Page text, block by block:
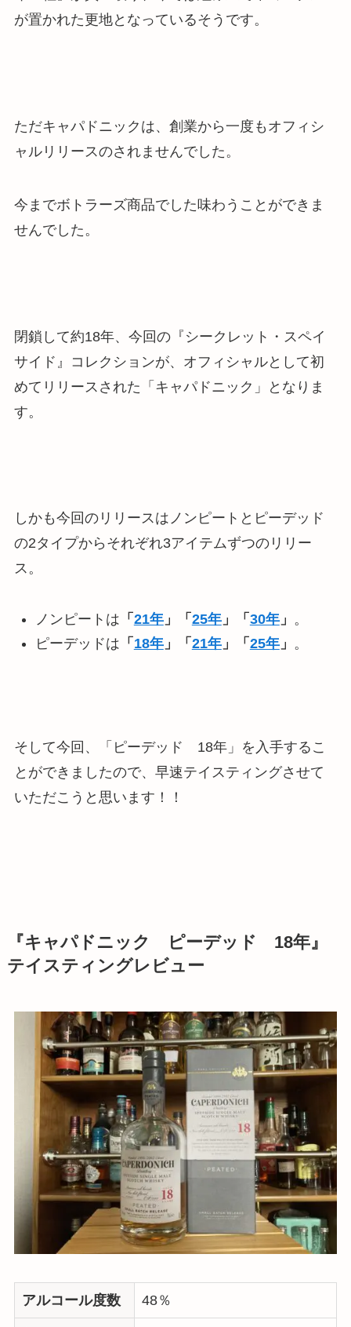
が置かれた更地となっているそうです。
ただキャパドニックは、創業から一度もオフィシ
ャルリリースのされませんでした。
今までボトラーズ商品でした味わうことができま
せんでした 。
閉鎖して約18年、今回の『シークレット・スペイ
サイド』コレクションが、 オフィシャルとして初
めてリリースされた「キャパドニック」となりま
す。
しかも今回のリリースはノンピートとピーデッド
の2タイプからそれぞれ3アイテムずつのリリー
ス。
ノンピートは 「 21年」「 25年」「 30年」 。
ピーデッドは 「 18年」「 21年」「 25年」 。
そして今回、「ピーデッド 18年」を入手するこ
とができましたので、早速テイスティングさせて
いただこうと思います！！
『キャパドニック ピーデッド 18年』
テイスティングレビュー
アルコール度数 48％